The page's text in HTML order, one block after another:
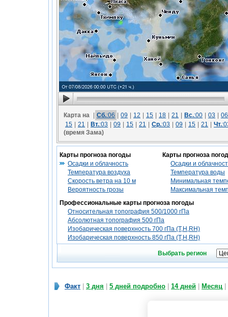
Карта на Сб.:06 09 12 15 18 21 Вс.:00 03
06
15
21 Вт.:03 09 15 21 Ср.:03 09 15 21 Чт.
(время Зама)
Карты прогноза погоды
Осадки и облачность
Температура воздуха
Скорость ветра на 10 м
Вероятность грозы
Карты прогноза
Осадки и
Температура воды
Минимальная
Максимальная
Профессиональные карты прогноза погоды
Относительная топография 500/1000 гПа
Абсолютная топография 500 гПа
Изобарическая поверхность 700 гПа (T,H,RH)
Изобарическая поверхность 850 гПа (T,H,RH)
Выбрать регион
Факт 3 дня 5 дней подробно 14 дней Месяц